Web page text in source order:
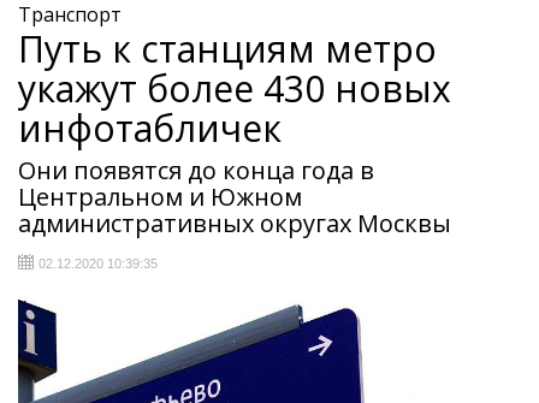
Транспорт
Путь к станциям метро
укажут более 430 новых
инфотабличек
Они появятся до конца года в
Центральном и Южном
административных округах Москвы
02.12.2020 10:39:35